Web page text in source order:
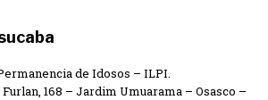
de Idosos – ILPI.
168 – Jardim Umuarama – Osasco –